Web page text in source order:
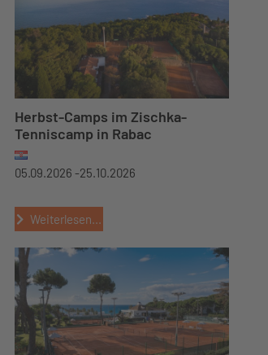
Herbst-Camps im Zischka-
Tenniscamp in Rabac
05.09.2026 -25.10.2026
Weiterlesen...